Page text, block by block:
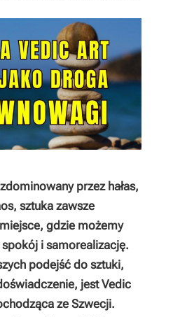
przez hałas,
sztuka zawsze
gdzie możemy
i samorealizację.
podejść do sztuki,
jest Vedic
ze Szwecji.